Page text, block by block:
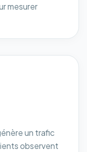
mesurer
un trafic
observent